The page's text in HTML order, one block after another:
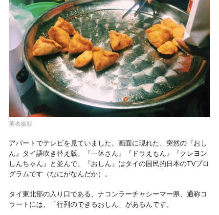
著者撮影
アパートでテレビを見ていました。画面に現れた、突然の『おし
ん』タイ語吹き替え版。『一休さん』『ドラえもん』『クレヨン
しんちゃん』と並んで、『おしん』はタイの国民的日本のTVプロ
グラムです（なにがなんだか）。
タイ東北部の入り口である、ナコンラーチャシーマー県、通称コ
ラートには、「行列のできるおしん」があるんです。